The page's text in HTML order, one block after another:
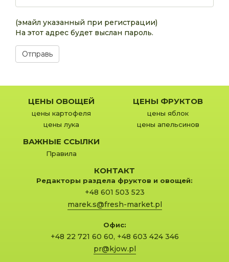
(эмайл указанный при регистрации)
На этот адрес будет выслан пароль.
ЦЕНЫ ОВОЩЕЙ
цены картофеля
цены лука
ЦЕНЫ ФРУКТОВ
цены яблок
цены апельсинов
ВАЖНЫЕ ССЫЛКИ
Правила
КОНТАКТ
Редакторы раздела фруктов и овощей:
+48 601 503 523
marek.s@fresh-market.pl
Офис:
+48 22 721 60 60, +48 603 424 346
pr@kjow.pl